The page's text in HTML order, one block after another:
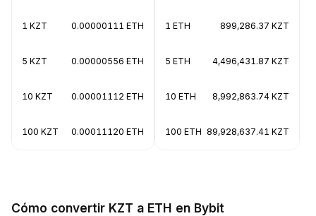
1 KZT 0.00000111 ETH
5 KZT 0.00000556 ETH
10 KZT 0.00001112 ETH
100 KZT 0.00011120 ETH
1 ETH 899,286.37 KZT
5 ETH 4,496,431.87 KZT
10 ETH 8,992,863.74 KZT
100 ETH 89,928,637.41 KZT
Cómo convertir KZT a ETH en Bybit